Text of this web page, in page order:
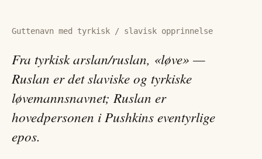
Guttenavn med tyrkisk / slavisk opprinnelse
Fra tyrkisk arslan/ruslan, «løve» —
Ruslan er det slaviske og tyrkiske
løvemannsnavnet; Ruslan er
hovedpersonen i Pushkins eventyrlige
epos.